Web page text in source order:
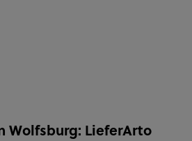
Wolfsburg: LieferArto